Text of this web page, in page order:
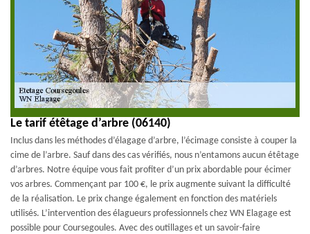
Le tarif étêtage d’arbre (06140)
Inclus dans les méthodes d’élagage d’arbre, l’écimage consiste à couper la
cime de l’arbre. Sauf dans des cas vérifiés, nous n’entamons aucun étêtage
d’arbres. Notre équipe vous fait profiter d’un prix abordable pour écimer
vos arbres. Commençant par 100 €, le prix augmente suivant la difficulté
de la réalisation. Le prix change également en fonction des matériels
utilisés. L’intervention des élagueurs professionnels chez WN Elagage est
possible pour Coursegoules. Avec des outillages et un savoir-faire